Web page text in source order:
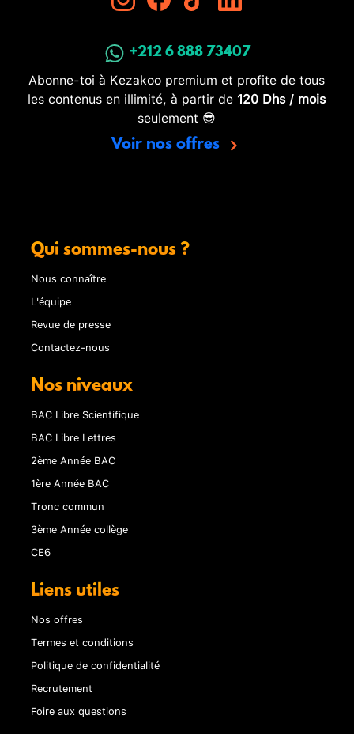
+212 6 888 73407
Abonne-toi à Kezakoo premium et profite de tous
les contenus en illimité, à partir de 120 Dhs / mois
seulement 😎
Voir nos offres
Qui sommes-nous ?
Nous connaître
L'équipe
Revue de presse
Contactez-nous
Nos niveaux
BAC Libre Scientifique
BAC Libre Lettres
2ème Année BAC
1ère Année BAC
Tronc commun
3ème Année collège
CE6
Liens utiles
Nos offres
Termes et conditions
Politique de confidentialité
Recrutement
Foire aux questions